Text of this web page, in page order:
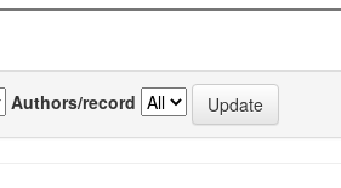
Authors/record